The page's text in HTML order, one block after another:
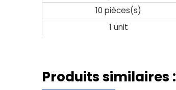
10 pièces(s)
1 unit
Produits similaires :